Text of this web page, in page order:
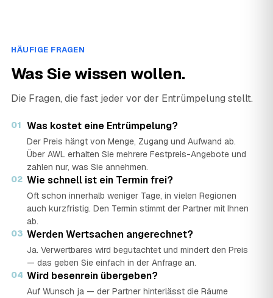
HÄUFIGE FRAGEN
Was Sie wissen wollen.
Die Fragen, die fast jeder vor der Entrümpelung stellt.
01 Was kostet eine Entrümpelung?
Der Preis hängt von Menge, Zugang und Aufwand ab.
Über AWL erhalten Sie mehrere Festpreis-Angebote und
zahlen nur, was Sie annehmen.
02 Wie schnell ist ein Termin frei?
Oft schon innerhalb weniger Tage, in vielen Regionen
auch kurzfristig. Den Termin stimmt der Partner mit Ihnen
ab.
03 Werden Wertsachen angerechnet?
Ja. Verwertbares wird begutachtet und mindert den Preis
— das geben Sie einfach in der Anfrage an.
04 Wird besenrein übergeben?
Auf Wunsch ja — der Partner hinterlässt die Räume